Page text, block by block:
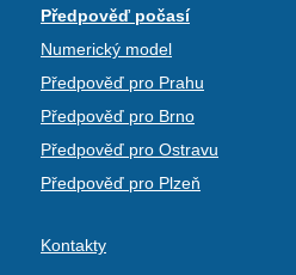
Předpověď počasí
Numerický model
Předpověď pro Prahu
Předpověď pro Brno
Předpověď pro Ostravu
Předpověď pro Plzeň
Kontakty